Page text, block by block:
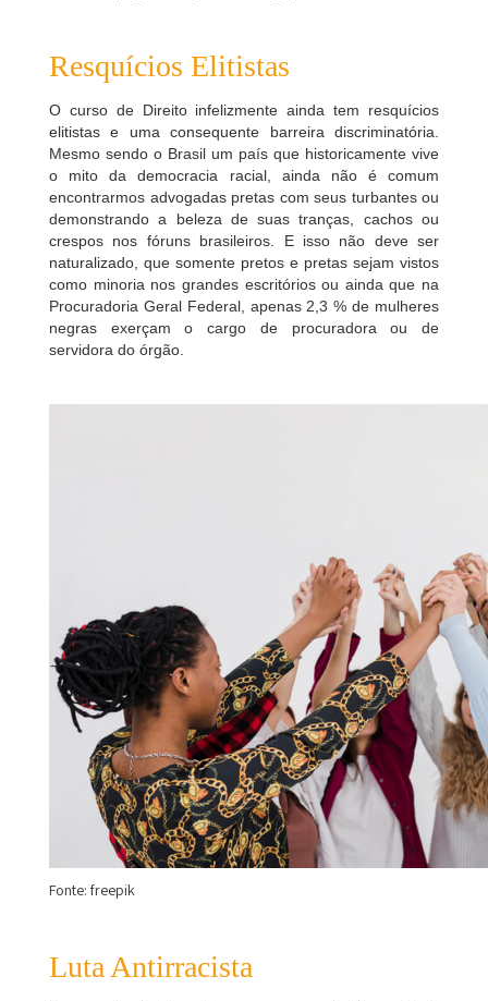
Resquícios Elitistas
O curso de Direito infelizmente ainda tem resquícios
elitistas e uma consequente barreira discriminatória.
Mesmo sendo o Brasil um país que historicamente vive
o mito da democracia racial, ainda não é comum
encontrarmos advogadas pretas com seus turbantes ou
demonstrando a beleza de suas tranças, cachos ou
crespos nos fóruns brasileiros. E isso não deve ser
naturalizado, que somente pretos e pretas sejam vistos
como minoria nos grandes escritórios ou ainda que na
Procuradoria Geral Federal, apenas 2,3 % de mulheres
negras exerçam o cargo de procuradora ou de
servidora do órgão.
Fonte: freepik
Luta Antirracista